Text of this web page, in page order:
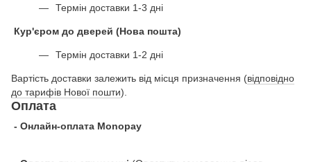
Термін доставки 1-3 дні
Кур'єром до дверей (Нова пошта)
Термін доставки 1-2 дні
Вартість доставки залежить від місця призначення (відповідно
до тарифів Нової пошти).
Оплата
- Онлайн-оплата Monopay